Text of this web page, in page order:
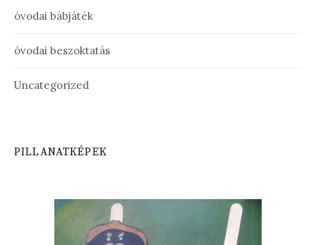
óvodai bábjáték
óvodai beszoktatás
Uncategorized
PILLANATKÉPEK